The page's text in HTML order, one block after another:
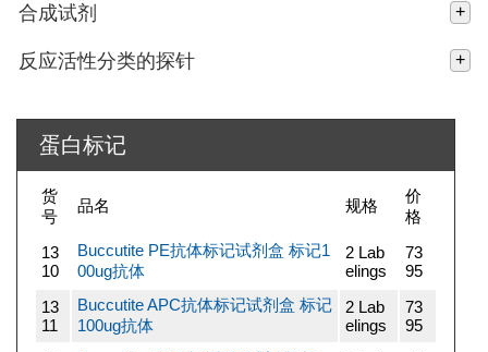
合成试剂 +
反应活性分类的探针 +
蛋白标记
货
号
品名 规格
价
格
13
10
Buccutite PE抗体标记试剂盒 标记1
00ug抗体
2 Lab
elings
73
95
13
11
Buccutite APC抗体标记试剂盒 标记
100ug抗体
2 Lab
elings
73
95